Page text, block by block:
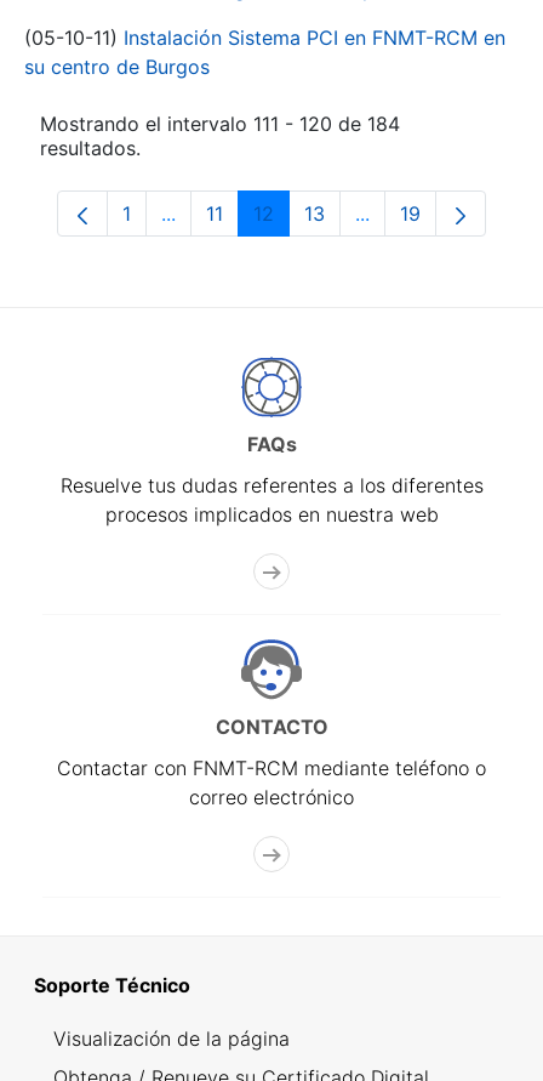
(05-10-11) Instalación Sistema PCI en FNMT-RCM en
su centro de Burgos
Mostrando el intervalo 111 - 120 de 184
resultados.
Página
1 ...Páginas intermedias Use TAB para
Página
11 Página
12 Página
13 ...PáginasPágina
19
FAQs
Resuelve tus dudas referentes a los diferentes
procesos implicados en nuestra web
CONTACTO
Contactar con FNMT-RCM mediante teléfono o
correo electrónico
Soporte Técnico
Visualización de la página